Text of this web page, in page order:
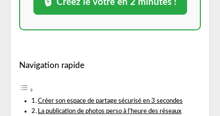
Créez le vôtre en 2 minutes !
Navigation rapide
Créer son espace de partage sécurisé en 3 secondes
La publication de photos perso à l’heure des réseaux